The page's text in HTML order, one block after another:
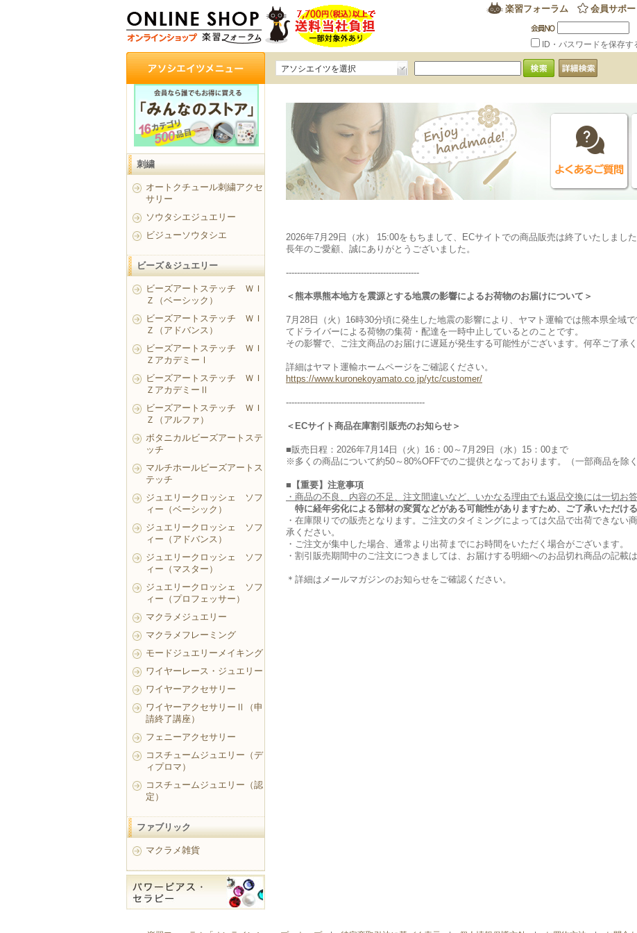
楽習フォーラム 会員サポー
ID・パスワードを保存す
アソシエイツを選択
2026年7月29日（水） 15:00をもちまして、ECサイトでの商品販売は終了いたしました
長年のご愛顧、誠にありがとうございました。
------------------------------------------------
＜熊本県熊本地方を震源とする地震の影響によるお荷物のお届けについて＞
7月28日（火）16時30分頃に発生した地震の影響により、ヤマト運輸では熊本県全域
てドライバーによる荷物の集荷・配達を一時中止しているとのことです。
その影響で、ご注文商品のお届けに遅延が発生する可能性がございます。何卒ご了承く
詳細はヤマト運輸ホームページをご確認ください。
https://www.kuronekoyamato.co.jp/ytc/customer/
--------------------------------------------------
＜ECサイト商品在庫割引販売のお知らせ＞
■販売日程：2026年7月14日（火）16：00～7月29日（水）15：00まで
※多くの商品について約50～80%OFFでのご提供となっております。（一部商品を除く
■【重要】注意事項
・商品の不良、内容の不足、注文間違いなど、いかなる理由でも返品交換には一切お答
特に経年劣化による部材の変質などがある可能性がありますため、ご了承いただけ
・在庫限りでの販売となります。ご注文のタイミングによっては欠品で出荷できない
承ください。
・ご注文が集中した場合、通常より出荷までにお時間をいただく場合がございます。
・割引販売期間中のご注文につきましては、お届けする明細へのお品切れ商品の記載
＊詳細はメールマガジンのお知らせをご確認ください。
刺繍
オートクチュール刺繍アクセ
サリー
ソウタシエジュエリー
ビジューソウタシエ
ビーズ＆ジュエリー
ビーズアートステッチ ＷＩ
Ｚ（ベーシック）
ビーズアートステッチ ＷＩ
Ｚ（アドバンス）
ビーズアートステッチ ＷＩ
ＺアカデミーⅠ
ビーズアートステッチ ＷＩ
ＺアカデミーⅡ
ビーズアートステッチ ＷＩ
Ｚ（アルファ）
ボタニカルビーズアートステ
ッチ
マルチホールビーズアートス
テッチ
ジュエリークロッシェ ソフ
ィー（ベーシック）
ジュエリークロッシェ ソフ
ィー（アドバンス）
ジュエリークロッシェ ソフ
ィー（マスター）
ジュエリークロッシェ ソフ
ィー（プロフェッサー）
マクラメジュエリー
マクラメフレーミング
モードジュエリーメイキング
ワイヤーレース・ジュエリー
ワイヤーアクセサリー
ワイヤーアクセサリーⅡ（申
請終了講座）
フェニーアクセサリー
コスチュームジュエリー（デ
ィプロマ）
コスチュームジュエリー（認
定）
ファブリック
マクラメ雑貨